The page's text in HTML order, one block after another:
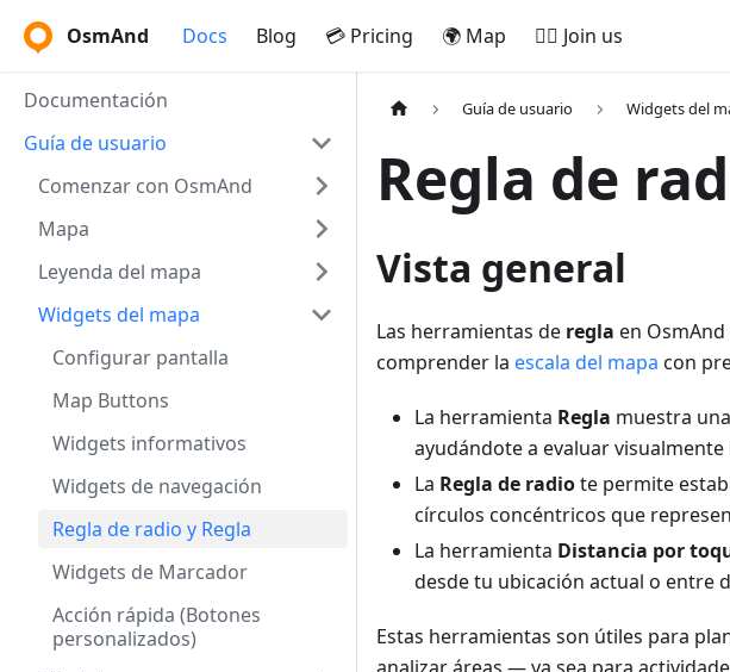
OsmAnd Docs Blog 💳 Pricing 🌍 Map 🚵‍♂️ Join us
Documentación
Guía de usuario
Comenzar con OsmAnd
Mapa
Leyenda del mapa
Widgets del mapa
Configurar pantalla
Map Buttons
Widgets informativos
Widgets de navegación
Regla de radio y Regla
Widgets de Marcador
Acción rápida (Botones
personalizados)
Guía de usuario Widgets del
Regla de
Vista general
Las herramientas de regla en
comprender la escala del mapa con
La herramienta Regla muestra
ayudándote a evaluar
La Regla de radiote permite
círculos concéntricos que
La herramienta Distancia por
desde tu ubicación actual o entre
Estas herramientas son útiles para